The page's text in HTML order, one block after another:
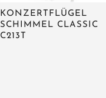
KONZERTFLÜGEL
SCHIMMEL CLASSIC
C213T